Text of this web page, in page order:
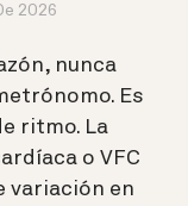
2026
nunca
Es
ritmo. La
o VFC
variación en